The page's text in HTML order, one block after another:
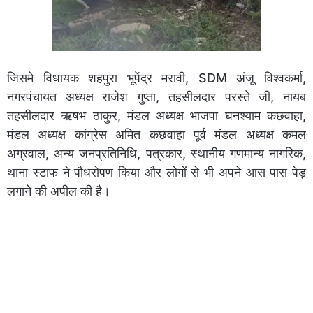
जिसमे विधायक शहपुरा भूपेंद्र मरावी, SDM अंजू विश्वकर्मा,
नगरपंचायत अध्यक्ष राजेश गुप्ता, तहसीलदार परस्ते जी, नायब
तहसीलदार ऋषभ ठाकुर, मंडल अध्यक्ष भाजपा घनश्याम कछवाहा,
मंडल अध्यक्ष कांग्रेस अमित कछवाहा पूर्व मंडल अध्यक्ष कमल
अग्रवाल, अन्य जनप्रतिनिधि, पत्रकार, स्थानीय गणमान्य नागरिक,
थाना स्टाफ ने पौधरोपण किया और लोगों से भी अपने आस पास पेड़
लगाने की अपील की है।